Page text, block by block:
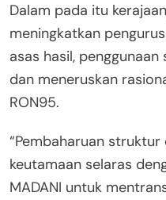
Dalam pada itu
meningkatkan
asas hasil,
dan meneruskan
RON95.
“Pembaharuan
keutamaan selaras
MADANI untuk